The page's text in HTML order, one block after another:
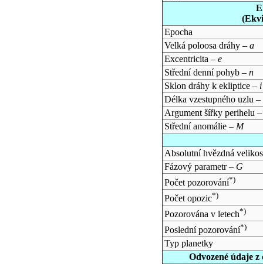
Epocha
Velká poloosa dráhy – a
Excentricita – e
Střední denní pohyb – n
Sklon dráhy k ekliptice – i
Délka vzestupného uzlu –
Argument šířky perihelu
Střední anomálie – M
Absolutní hvězdná
Fázový parametr – G
Počet pozorování*)
Počet opozic*)
Pozorována v letech*)
Poslední pozorování*)
Typ planetky
Odvozené údaje